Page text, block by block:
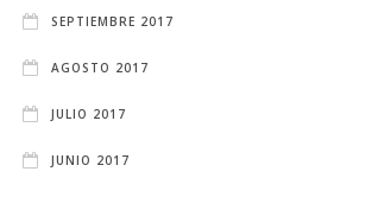
SEPTIEMBRE 2017
AGOSTO 2017
JULIO 2017
JUNIO 2017